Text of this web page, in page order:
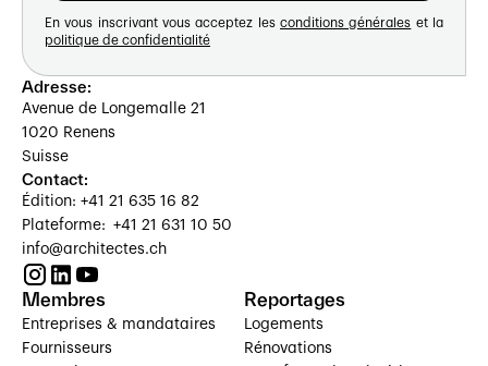
En vous inscrivant vous acceptez les conditions générales et la
politique de confidentialité
Adresse:
Avenue de Longemalle 21
1020 Renens
Suisse
Contact:
Édition: +41 21 635 16 82
Plateforme: +41 21 631 10 50
info@architectes.ch
Membres
Entreprises & mandataires
Fournisseurs
Reportages
Logements
Rénovations